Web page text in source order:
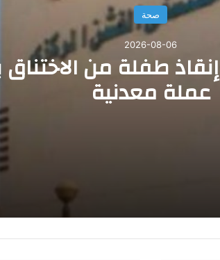
صحة
2026-08-06
صحة بني سويف ٠٠إنقاذ طفلة من
عملة معدنية